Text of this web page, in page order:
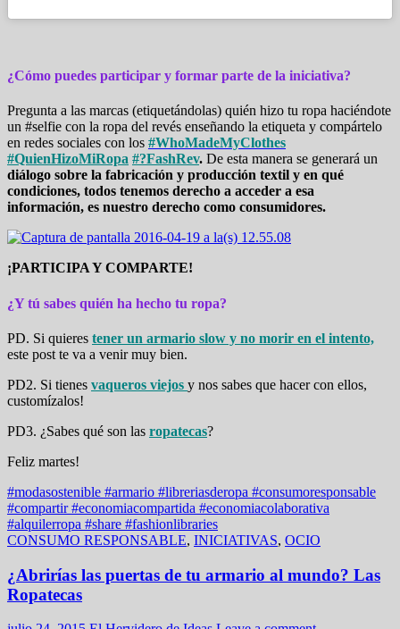
¿Cómo puedes participar y formar parte de la iniciativa?
Pregunta a las marcas (etiquetándolas) quién hizo tu ropa haciéndote
un #selfie con la ropa del revés enseñando la etiqueta y compártelo
en redes sociales con los #WhoMadeMyClothes
#QuienHizoMiRopa #?FashRev. De esta manera se generará un
diálogo sobre la fabricación y producción textil y en qué
condiciones, todos tenemos derecho a acceder a esa
información, es nuestro derecho como consumidores.
¡PARTICIPA Y COMPARTE!
¿Y tú sabes quién ha hecho tu ropa?
PD. Si quieres tener un armario slow y no morir en el intento,
este post te va a venir muy bien.
PD2. Si tienes vaqueros viejos y nos sabes que hacer con ellos,
customízalos!
PD3. ¿Sabes qué son las ropatecas?
Feliz martes!
#modasostenible #armario #libreriasderopa #consumoresponsable
#compartir #economiacompartida #economiacolaborativa
#alquilerropa #share #fashionlibraries
CONSUMO RESPONSABLE, INICIATIVAS, OCIO
¿Abrirías las puertas de tu armario al mundo? Las
Ropatecas